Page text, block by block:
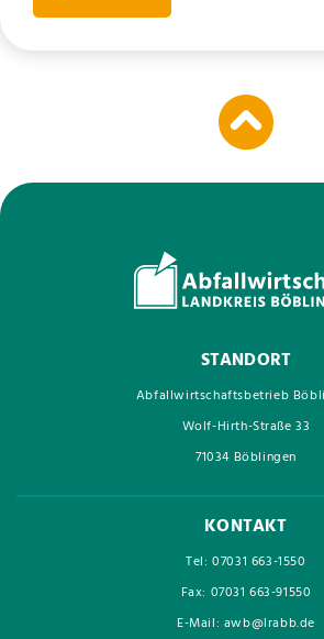
STANDORT
Abfallwirtschaftsbetrieb
Wolf-Hirth-Straße 33
71034 Böblingen
KONTAKT
Tel: 07031 663-1550
Fax: 07031 663-91550
E-Mail: awb@lrabb.de